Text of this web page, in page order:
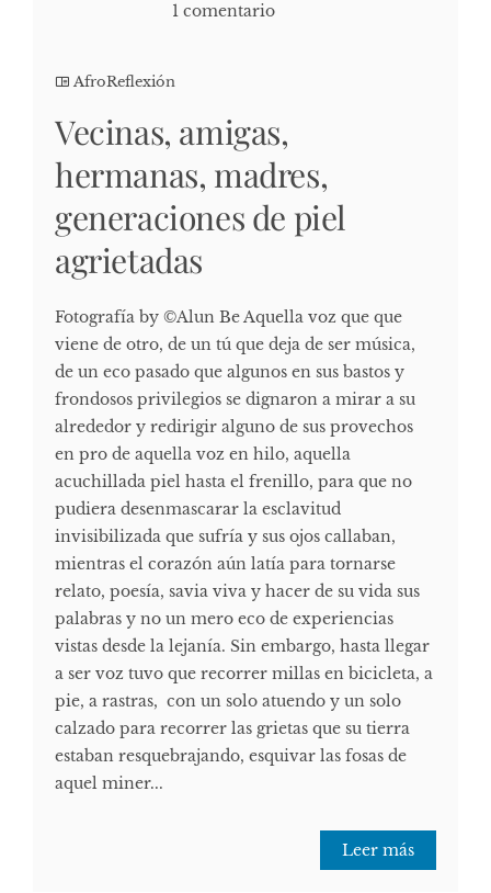
1 comentario
AfroReflexión
Vecinas, amigas,
hermanas, madres,
generaciones de piel
agrietadas
Fotografía by ©Alun Be Aquella voz que que
viene de otro, de un tú que deja de ser música,
de un eco pasado que algunos en sus bastos y
frondosos privilegios se dignaron a mirar a su
alrededor y redirigir alguno de sus provechos
en pro de aquella voz en hilo, aquella
acuchillada piel hasta el frenillo, para que no
pudiera desenmascarar la esclavitud
invisibilizada que sufría y sus ojos callaban,
mientras el corazón aún latía para tornarse
relato, poesía, savia viva y hacer de su vida sus
palabras y no un mero eco de experiencias
vistas desde la lejanía. Sin embargo, hasta llegar
a ser voz tuvo que recorrer millas en bicicleta, a
pie, a rastras, con un solo atuendo y un solo
calzado para recorrer las grietas que su tierra
estaban resquebrajando, esquivar las fosas de
aquel miner...
Leer más